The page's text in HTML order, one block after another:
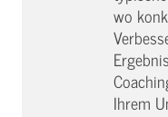
wo
Ihrem